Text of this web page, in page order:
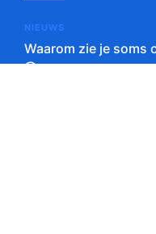
NIEUWS
Waarom zie je soms